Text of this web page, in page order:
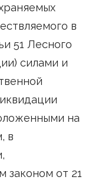
в
51 Лесного
силами и
на
в
законом от 21